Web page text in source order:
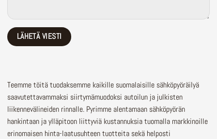
Teemme töitä tuodaksemme kaikille suomalaisille sähköpyöräilyä
saavutettavammaksi siirtymämuodoksi autoilun ja julkisten
liikennevälineiden rinnalle. Pyrimme alentamaan sähköpyörän
hankintaan ja ylläpitoon liittyviä kustannuksia tuomalla markkinoille
erinomaisen hinta-laatusuhteen tuotteita sekä helposti